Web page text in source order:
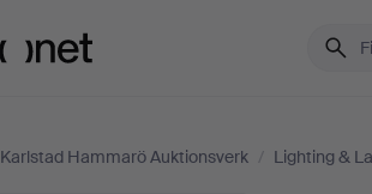
Karlstad Hammarö Auktionsverk / Lighting &